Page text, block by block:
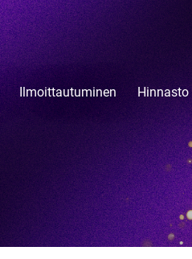
Ilmoittautuminen Hinnasto